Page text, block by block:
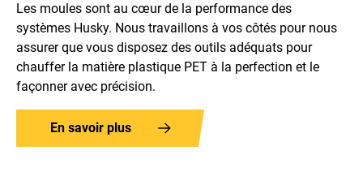
Les moules sont au cœur de la performance des
systèmes Husky. Nous travaillons à vos côtés pour nous
assurer que vous disposez des outils adéquats pour
chauffer la matière plastique PET à la perfection et le
façonner avec précision.
En savoir plus